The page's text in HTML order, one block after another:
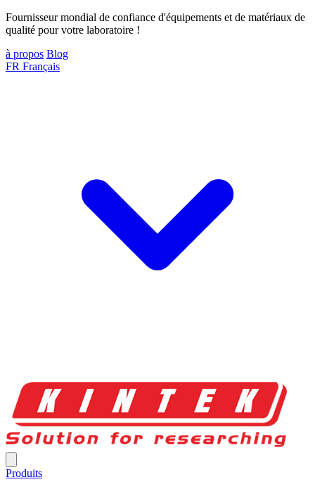
Fournisseur mondial de confiance d'équipements et de matériaux de
qualité pour votre laboratoire !
à propos Blog
FR Français
Produits